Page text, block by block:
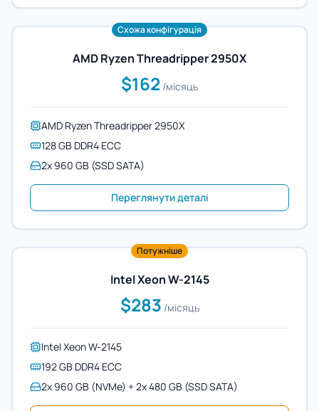
Схожа конфігурація
AMD Ryzen Threadripper 2950X
$162 /місяць
AMD Ryzen Threadripper 2950X
128 GB DDR4 ECC
2x 960 GB (SSD SATA)
Переглянути деталі
Потужніше
Intel Xeon W-2145
$283 /місяць
Intel Xeon W-2145
192 GB DDR4 ECC
2x 960 GB (NVMe) + 2x 480 GB (SSD SATA)